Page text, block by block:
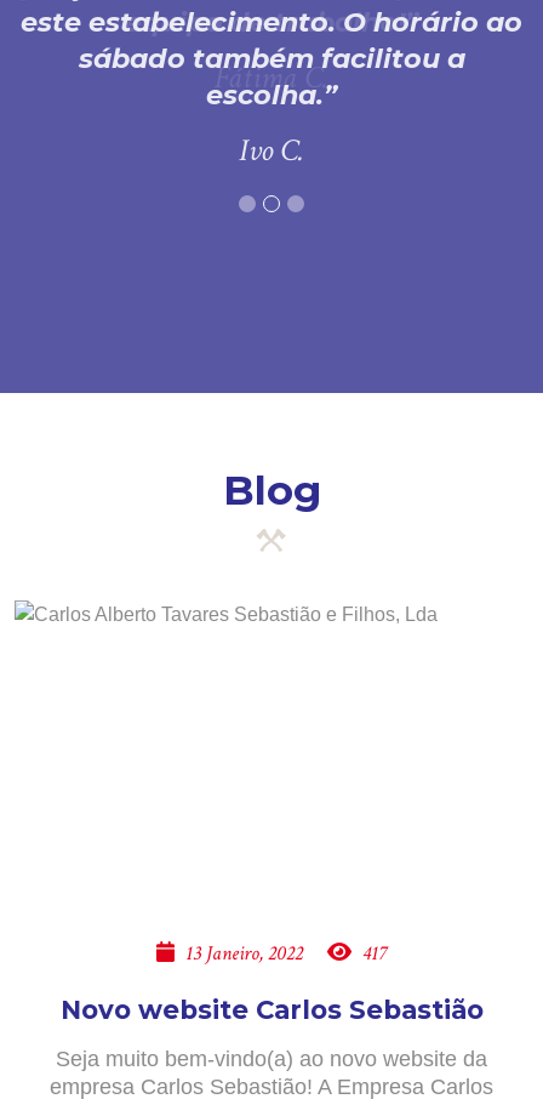
este estabelecimento. O horário ao
sábado também facilitou a
escolha.
Ivo C.
Blog
13 Janeiro, 2022 417
Novo website Carlos Sebastião
Seja muito bem-vindo(a) ao novo website da
empresa Carlos Sebastião! A Empresa Carlos